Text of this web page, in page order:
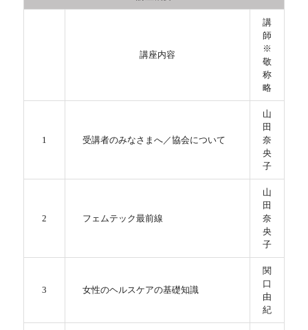
講座内容
講
師
※
敬
称
略
1 受講者のみなさまへ／協会について
山
田
奈
央
子
2 フェムテック最前線
山
田
奈
央
子
3 女性のヘルスケアの基礎知識
関
口
由
紀